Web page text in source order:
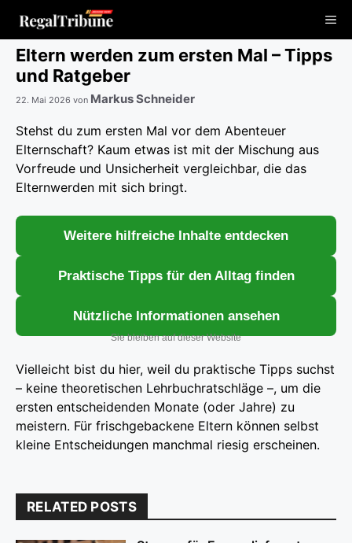
Inhalt
springen
Eltern werden zum ersten Mal – Tipps
und Ratgeber
22. Mai 2026 von Markus Schneider
Stehst du zum ersten Mal vor dem Abenteuer
Elternschaft? Kaum etwas ist mit der Mischung aus
Vorfreude und Unsicherheit vergleichbar, die das
Elternwerden mit sich bringt.
Weitere hilfreiche Inhalte entdecken
Praktische Tipps für den Alltag finden
Nützliche Informationen ansehen
Sie bleiben auf dieser Website
Vielleicht bist du hier, weil du praktische Tipps suchst
– keine theoretischen Lehrbuchratschläge –, um die
ersten entscheidenden Monate (oder Jahre) zu
meistern. Für frischgebackene Eltern können selbst
kleine Entscheidungen manchmal riesig erscheinen.
RELATED POSTS